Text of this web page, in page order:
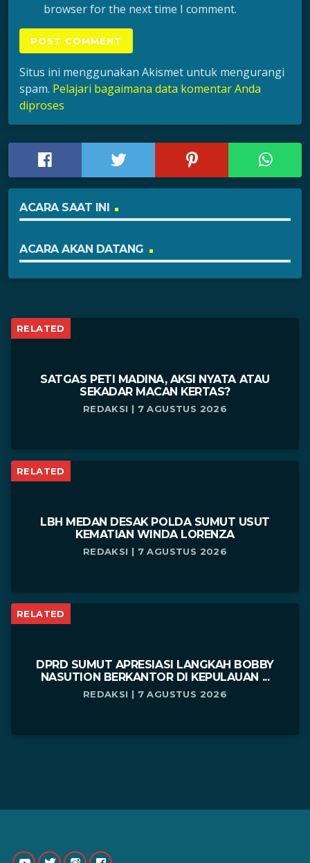
browser for the next time I comment.
Situs ini menggunakan Akismet untuk mengurangi
spam. Pelajari bagaimana data komentar Anda
diproses
ACARA SAAT INI
ACARA AKAN DATANG
RELATED
SATGAS PETI MADINA, AKSI NYATA ATAU
SEKADAR MACAN KERTAS?
REDAKSI | 7 AGUSTUS 2026
RELATED
LBH MEDAN DESAK POLDA SUMUT USUT
KEMATIAN WINDA LORENZA
REDAKSI | 7 AGUSTUS 2026
RELATED
DPRD SUMUT APRESIASI LANGKAH BOBBY
NASUTION BERKANTOR DI KEPULAUAN ...
REDAKSI | 7 AGUSTUS 2026